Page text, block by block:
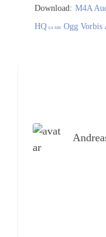
Download: M4A
HQ 64 MB Ogg Vorbis